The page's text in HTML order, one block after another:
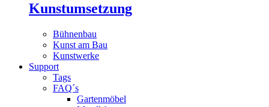
Kunstumsetzung
Bühnenbau
Kunst am Bau
Kunstwerke
Support
Tags
FAQ´s
Gartenmöbel